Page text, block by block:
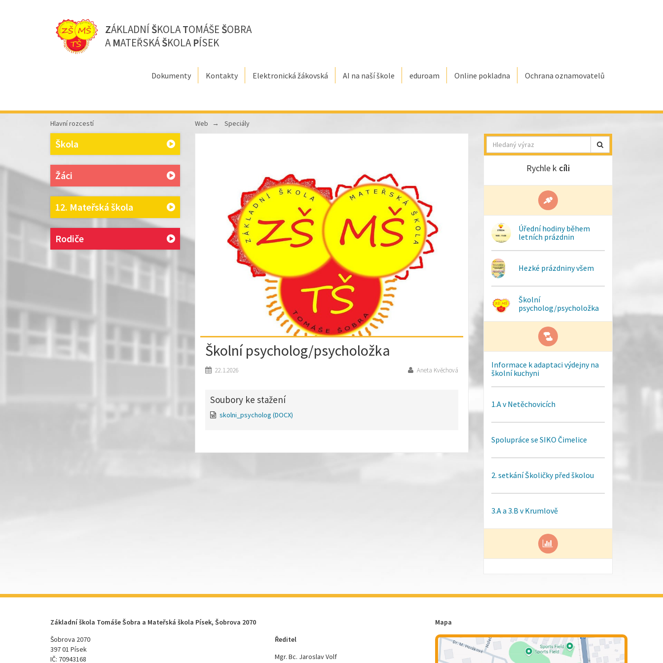
ZÁKLADNÍ ŠKOLATOMÁŠE ŠOBRA
AMATEŘSKÁŠKOLAPÍSEK
Dokumenty Kontakty Elektronická žákovská AI na naší škole eduroam Online pokladna Ochrana oznamovatelů
Hlavní rozcestí
Škola
Žáci
12. Mateřská škola
Rodiče
Web Speciály
Školní psycholog/psycholožka
Aneta Kvěchová
22.1.2026
Soubory ke stažení
skolni_psycholog (DOCX)
Hledat
Rychle k cíli
Úřední hodiny během
letních prázdnin
Hezké prázdniny všem
Školní
psycholog/psycholožka
Informace k adaptaci výdejny na
školní kuchyni
1.A v Netěchovicích
Spolupráce se SIKO Čimelice
2. setkání Školičky před školou
3.A a 3.B v Krumlově
Základní škola Tomáše Šobra a Mateřská škola Písek, Šobrova 2070
Šobrova 2070
397 01 Písek
IČ: 70943168
Ředitel
Mgr. Bc. Jaroslav Volf
Mapa